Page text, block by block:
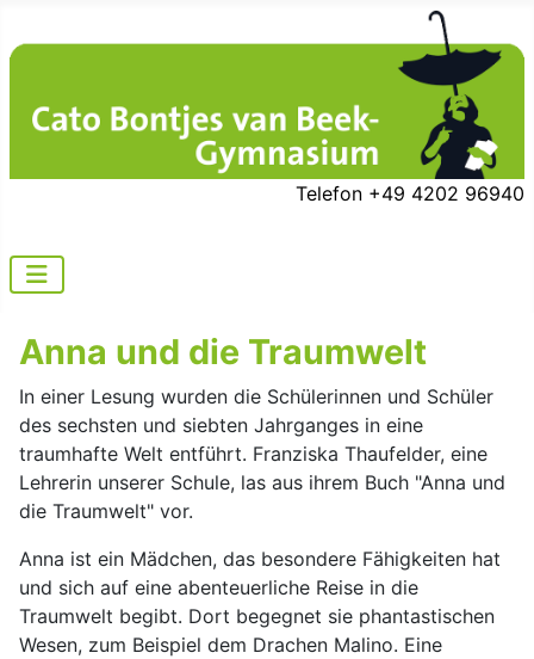
Telefon +49 4202 96940
Anna und die Traumwelt
In einer Lesung wurden die Schülerinnen und Schüler
des sechsten und siebten Jahrganges in eine
traumhafte Welt entführt. Franziska Thaufelder, eine
Lehrerin unserer Schule, las aus ihrem Buch "Anna und
die Traumwelt" vor.
Anna ist ein Mädchen, das besondere Fähigkeiten hat
und sich auf eine abenteuerliche Reise in die
Traumwelt begibt. Dort begegnet sie phantastischen
Wesen, zum Beispiel dem Drachen Malino. Eine